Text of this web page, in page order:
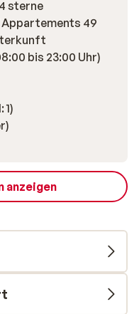
sterne
49
Uhr)
1)
anzeigen